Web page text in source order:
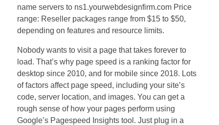
name servers to ns1.yourwebdesignfirm.com Price
range: Reseller packages range from $15 to $50,
depending on features and resource limits.
Nobody wants to visit a page that takes forever to
load. That’s why page speed is a ranking factor for
desktop since 2010, and for mobile since 2018. Lots
of factors affect page speed, including your site’s
code, server location, and images. You can get a
rough sense of how your pages perform using
Google’s Pagespeed Insights tool. Just plug in a